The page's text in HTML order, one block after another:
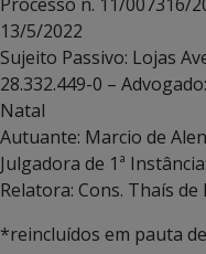
13/5/2022
Sujeito Passivo: Lojas
28.332.449-0 –
Natal
Autuante: Marcio de
Julgadora de 1ª
Relatora: Cons. Thaís
*reincluídos em pauta